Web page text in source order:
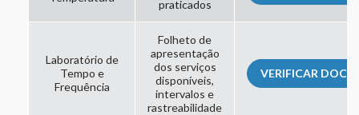
praticados
Laboratório de
Tempo e
Frequência
Folheto de
apresentação
dos serviços
disponíveis,
intervalos e
rastreabilidade
VERIFICAR